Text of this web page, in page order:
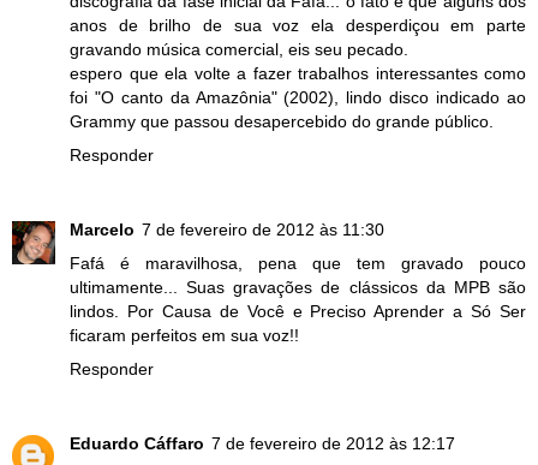
anos de brilho de sua voz ela desperdiçou em parte
gravando música comercial, eis seu pecado.
espero que ela volte a fazer trabalhos interessantes como
foi "O canto da Amazônia" (2002), lindo disco indicado ao
Grammy que passou desapercebido do grande público.
Responder
Marcelo 7 de fevereiro de 2012 às 11:30
Fafá é maravilhosa, pena que tem gravado pouco
ultimamente... Suas gravações de clássicos da MPB são
lindos. Por Causa de Você e Preciso Aprender a Só Ser
ficaram perfeitos em sua voz!!
Responder
Eduardo Cáffaro 7 de fevereiro de 2012 às 12:17